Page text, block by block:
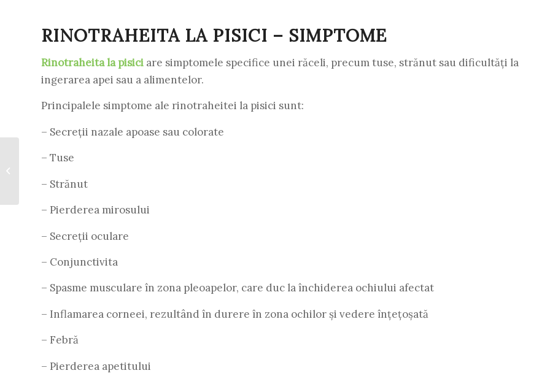
RINOTRAHEITA LA PISICI – SIMPTOME
Rinotraheita la pisici are simptomele specifice unei răceli, precum tuse, strănut sau dificultăți la
ingerarea apei sau a alimentelor.
Principalele simptome ale rinotraheitei la pisici sunt:
– Secreții nazale apoase sau colorate
– Tuse
– Strănut
– Pierderea mirosului
– Secreții oculare
– Conjunctivita
– Spasme musculare în zona pleoapelor, care duc la închiderea ochiului afectat
– Inflamarea corneei, rezultând în durere în zona ochilor și vedere înțețoșată
– Febră
– Pierderea apetitului
Parvoviroza – Cauze.
Simptome. Tratament